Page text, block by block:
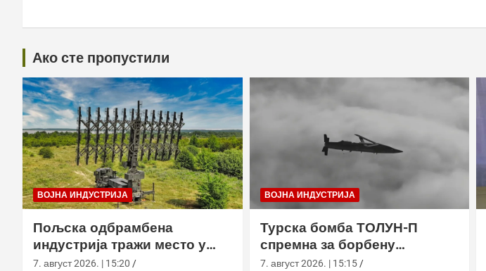
Ако сте пропустили
ВОЈНА ИНДУСТРИЈА
Пољска одбрамбена
индустрија тражи место у
европском противракетном
7. август 2026. | 15:20
ВОЈНА ИНДУСТРИЈА
Турска бомба ТОЛУН-П
спремна за борбену
употребу
7. август 2026. | 15:15